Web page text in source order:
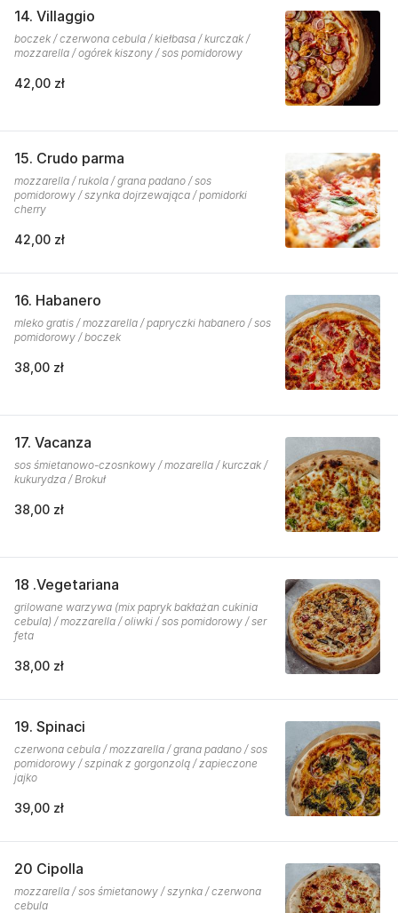
14. Villaggio
boczek / czerwona cebula / kiełbasa / kurczak /
mozzarella / ogórek kiszony / sos pomidorowy
42,00 zł
15. Crudo parma
mozzarella / rukola / grana padano / sos
pomidorowy / szynka dojrzewająca / pomidorki
cherry
42,00 zł
16. Habanero
mleko gratis / mozzarella / papryczki habanero / sos
pomidorowy / boczek
38,00 zł
17. Vacanza
sos śmietanowo-czosnkowy / mozarella / kurczak /
kukurydza / Brokuł
38,00 zł
18 .Vegetariana
grilowane warzywa (mix papryk bakłażan cukinia
cebula) / mozzarella / oliwki / sos pomidorowy / ser
feta
38,00 zł
19. Spinaci
czerwona cebula / mozzarella / grana padano / sos
pomidorowy / szpinak z gorgonzolą / zapieczone
jajko
39,00 zł
20 Cipolla
mozzarella / sos śmietanowy / szynka / czerwona
cebula